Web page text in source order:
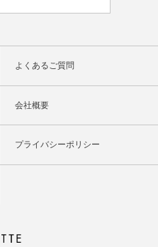
よくあるご質問
会社概要
プライバシーポリシー